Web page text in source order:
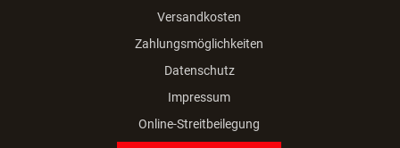
Versandkosten
Zahlungsmöglichkeiten
Datenschutz
Impressum
Online-Streitbeilegung